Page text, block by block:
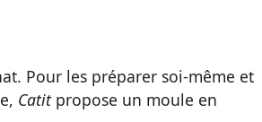
Pour les préparer soi-même et
Catitpropose un moule en